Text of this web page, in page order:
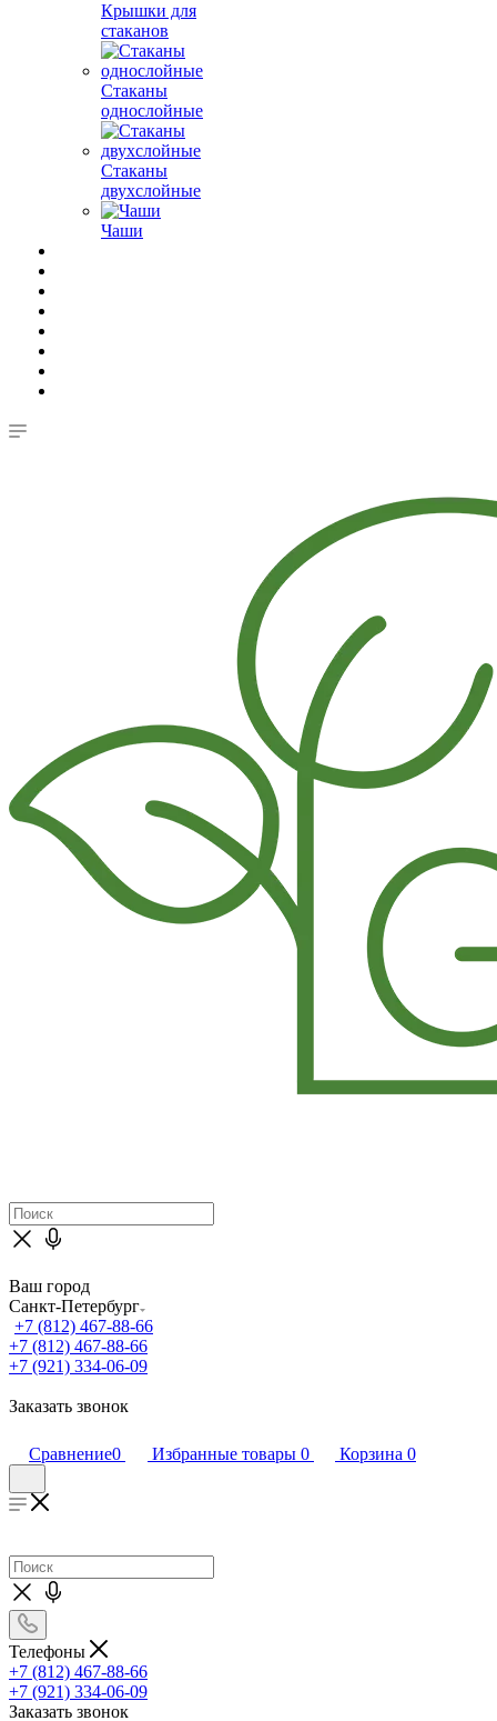
Крышки для
стаканов
Стаканы
однослойные
Стаканы
двухслойные
Чаши
Ваш город
Санкт-Петербург
+7 (812) 467-88-66
+7 (812) 467-88-66
+7 (921) 334-06-09
Заказать звонок
Сравнение0 Избранные товары 0 Корзина 0
Телефоны
+7 (812) 467-88-66
+7 (921) 334-06-09
Заказать звонок